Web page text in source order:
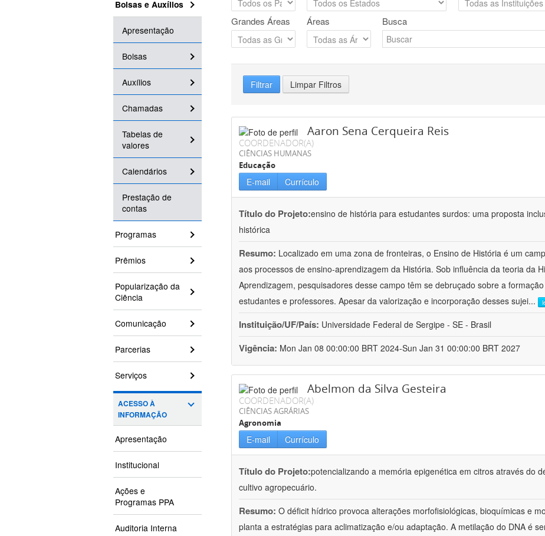
Bolsas e Auxílios
Apresentação
Bolsas
Auxílios
Chamadas
Tabelas de
valores
Calendários
Prestação de
contas
Programas
Prêmios
Popularização da
Ciência
Comunicação
Parcerias
Serviços
ACESSO À
INFORMAÇÃO
Apresentação
Institucional
Ações e
Programas PPA
Auditoria Interna
Grandes Áreas Áreas Busca
Filtrar Limpar Filtros
Aaron Sena Cerqueira Reis
COORDENADOR(A)
CIÊNCIAS HUMANAS
Educação
E-mail Currículo
Título do Projeto:ensino de história para estudantes surdos: uma proposta
histórica
Resumo: Localizado em uma zona de fronteiras, o Ensino de História é um
aos processos de ensino-aprendizagem da História. Sob influência da teoria da
Aprendizagem, pesquisadores desse campo têm se debruçado sobre a
estudantes e professores. Apesar da valorização e incorporação desses sujei...
Instituição/UF/País: Universidade Federal de Sergipe - SE - Brasil
Vigência: Mon Jan 08 00:00:00 BRT 2024-Sun Jan 31 00:00:00 BRT 2027
Abelmon da Silva Gesteira
COORDENADOR(A)
CIÊNCIAS AGRÁRIAS
Agronomia
E-mail Currículo
Título do Projeto:potencializando a memória epigenética em citros através do
cultivo agropecuário.
Resumo: O déficit hídrico provoca alterações morfofisiológicas, bioquímicas e
planta a estratégias para aclimatização e/ou adaptação. A metilação do DNA é